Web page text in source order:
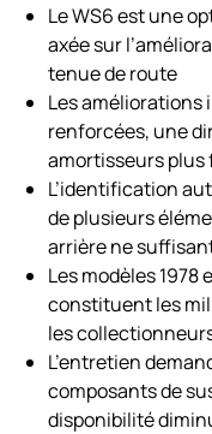
Le WS6 est une
axée sur
tenue de route
Les
renforcées, une
amortisseurs plus
L’identification
de plusieurs
arrière ne
Les modèles
constituent les
les
L’entretien
composants de
disponibilité